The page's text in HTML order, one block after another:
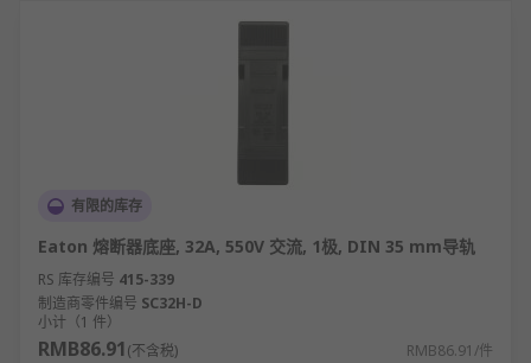
有限的库存
Eaton 熔断器底座, 32A, 550V 交流, 1极, DIN 35 mm导轨
RS 库存编号 415-339
制造商零件编号 SC32H-D
小计（1 件）
RMB86.91(不含税) RMB86.91/件